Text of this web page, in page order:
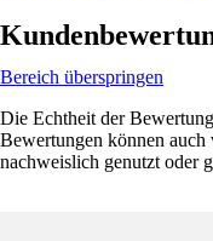
Bereich überspringen
Die Echtheit der
Bewertungen können
nachweislich genutzt oder